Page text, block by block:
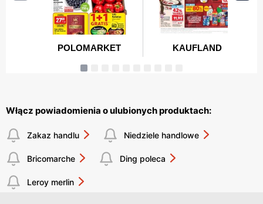
Włącz powiadomienia o ulubionych produktach:
Zakaz handlu Niedziele handlowe
Bricomarche Ding poleca
Leroy merlin